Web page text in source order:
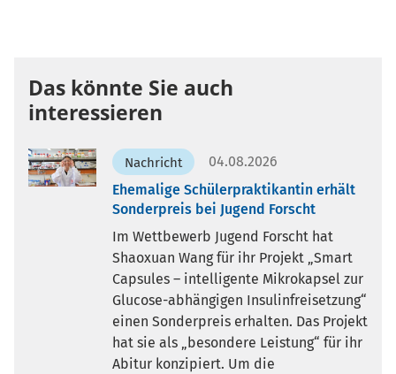
Das könnte Sie auch
interessieren
Nachricht
04.08.2026
Ehemalige Schülerpraktikantin erhält
Sonderpreis bei Jugend Forscht
Im Wettbewerb Jugend Forscht hat
Shaoxuan Wang für ihr Projekt „Smart
Capsules – intelligente Mikrokapsel zur
Glucose-abhängigen Insulinfreisetzung“
einen Sonderpreis erhalten. Das Projekt
hat sie als „besondere Leistung“ für ihr
Abitur konzipiert. Um die